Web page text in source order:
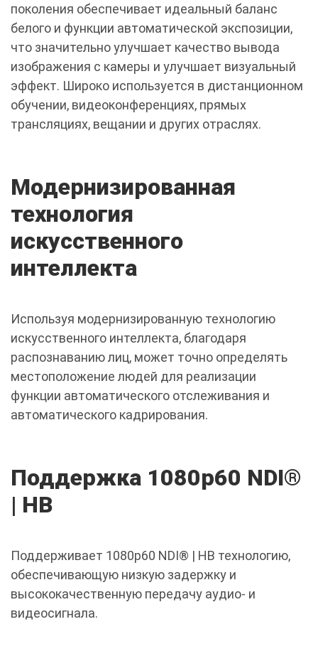
поколения обеспечивает идеальный баланс
белого и функции автоматической экспозиции,
что значительно улучшает качество вывода
изображения с камеры и улучшает визуальный
эффект. Широко используется в дистанционном
обучении, видеоконференциях, прямых
трансляциях, вещании и других отраслях.
Модернизированная
технология
искусственного
интеллекта
Используя модернизированную технологию
искусственного интеллекта, благодаря
распознаванию лиц, может точно определять
местоположение людей для реализации
функции автоматического отслеживания и
автоматического кадрирования.
Поддержка 1080p60 NDI®
| НВ
Поддерживает 1080p60 NDI® | HB технологию,
обеспечивающую низкую задержку и
высококачественную передачу аудио- и
видеосигнала.